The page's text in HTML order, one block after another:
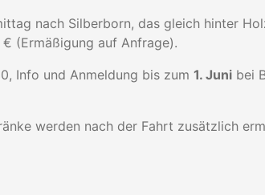
nach Silberborn, das gleich hinter
(Ermäßigung auf Anfrage).
Info und Anmeldung bis zum 1. Juni bei
werden nach der Fahrt zusätzlich